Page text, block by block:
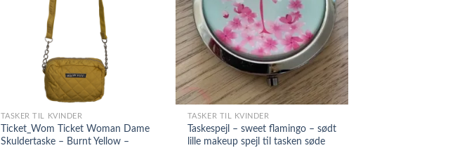
TASKER TIL KVINDER
Ticket_Wom Ticket Woman Dame
Skuldertaske – Burnt Yellow –
TASKER TIL KVINDER
Taskespejl – sweet flamingo – sødt
lille makeup spejl til tasken søde